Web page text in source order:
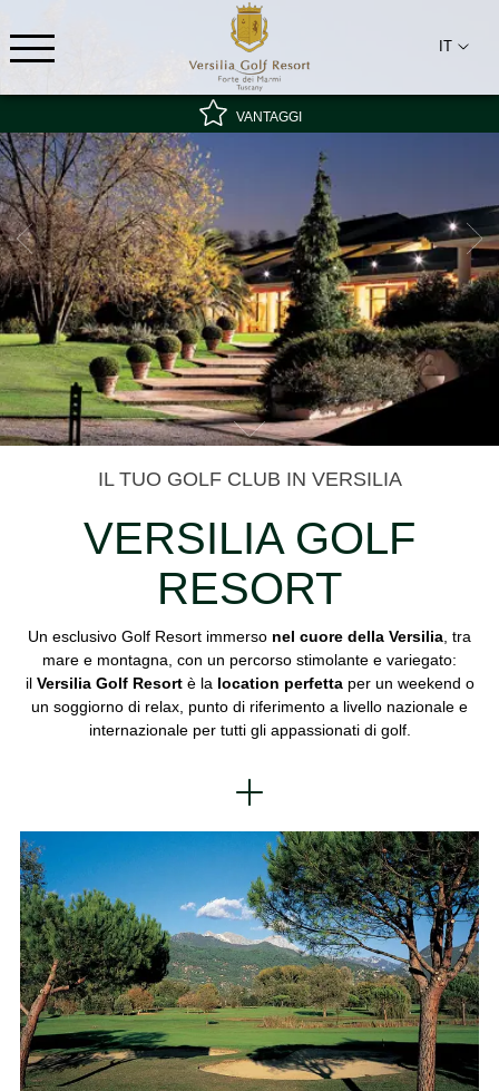
IT
VANTAGGI
Tariffa speciale - non rimborsabile
Miglior tariffa garantita
Colazione inclusa
IL TUO GOLF CLUB IN VERSILIA
VERSILIA GOLF
RESORT
Un esclusivo Golf Resort immerso nel cuore della Versilia , tra
mare e montagna, con un percorso stimolante e variegato:
il Versilia Golf Resortè la location perfettaper un weekend o
un soggiorno di relax, punto di riferimento a livello nazionale e
internazionale per tutti gli appassionati di golf.